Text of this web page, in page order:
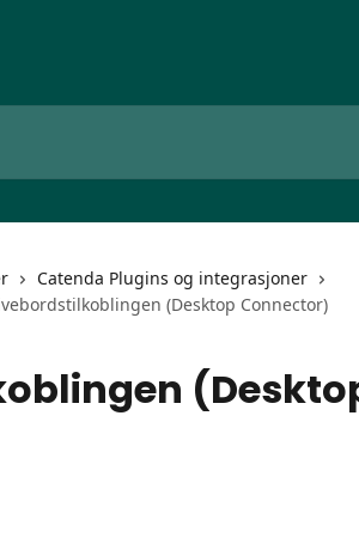
Catenda Plugins og integrasjoner
(Desktop Connector)